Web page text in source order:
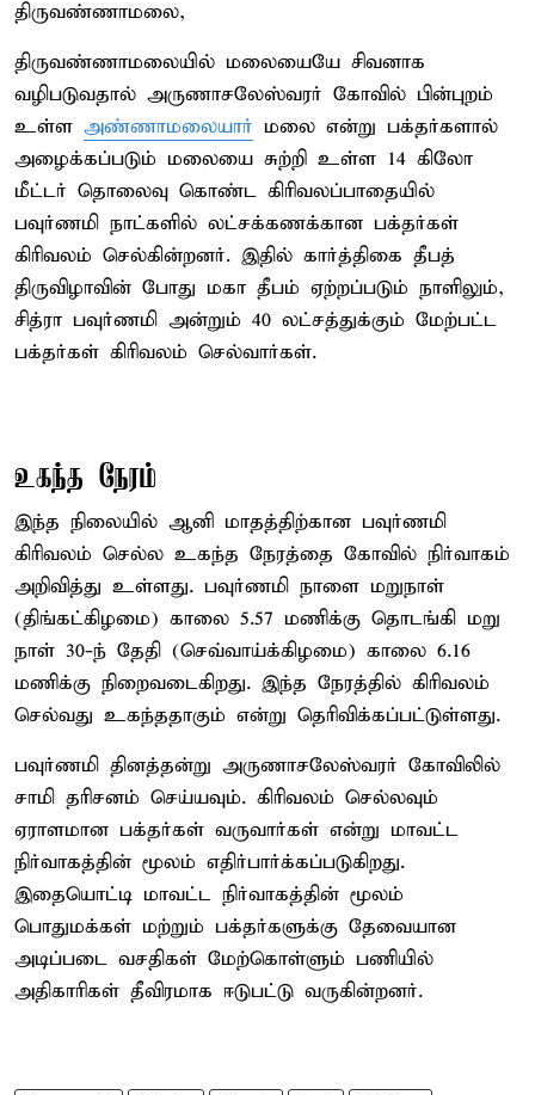
திருவண்ணாமலை,
திருவண்ணாமலையில் மலையையே சிவனாக
வழிபடுவதால் அருணாசலேஸ்வரர் கோவில் பின்புறம்
உள்ள அண்ணாமலையார் மலை என்று பக்தர்களால்
அழைக்கப்படும் மலையை சுற்றி உள்ள 14 கிலோ
மீட்டர் தொலைவு கொண்ட கிரிவலப்பாதையில்
பவுர்ணமி நாட்களில் லட்சக்கணக்கான பக்தர்கள்
கிரிவலம் செல்கின்றனர். இதில் கார்த்திகை தீபத்
திருவிழாவின் போது மகா தீபம் ஏற்றப்படும் நாளிலும்,
சித்ரா பவுர்ணமி அன்றும் 40 லட்சத்துக்கும் மேற்பட்ட
பக்தர்கள் கிரிவலம் செல்வார்கள்.
உகந்த நேரம்
இந்த நிலையில் ஆனி மாதத்திற்கான பவுர்ணமி
கிரிவலம் செல்ல உகந்த நேரத்தை கோவில் நிர்வாகம்
அறிவித்து உள்ளது. பவுர்ணமி நாளை மறுநாள்
(திங்கட்கிழமை) காலை 5.57 மணிக்கு தொடங்கி மறு
நாள் 30-ந் தேதி (செவ்வாய்க்கிழமை) காலை 6.16
மணிக்கு நிறைவடைகிறது. இந்த நேரத்தில் கிரிவலம்
செல்வது உகந்ததாகும் என்று தெரிவிக்கப்பட்டுள்ளது.
பவுர்ணமி தினத்தன்று அருணாசலேஸ்வரர் கோவிலில்
சாமி தரிசனம் செய்யவும். கிரிவலம் செல்லவும்
ஏராளமான பக்தர்கள் வருவார்கள் என்று மாவட்ட
நிர்வாகத்தின் மூலம் எதிர்பார்க்கப்படுகிறது.
இதையொட்டி மாவட்ட நிர்வாகத்தின் மூலம்
பொதுமக்கள் மற்றும் பக்தர்களுக்கு தேவையான
அடிப்படை வசதிகள் மேற்கொள்ளும் பணியில்
அதிகாரிகள் தீவிரமாக ஈடுபட்டு வருகின்றனர்.